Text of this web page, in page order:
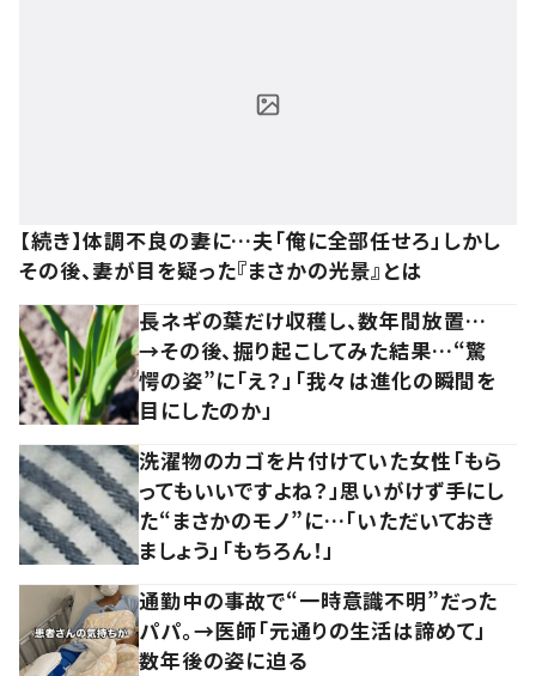
【続き】体調不良の妻に…夫「俺に全部任せろ」しかし
その後、妻が目を疑った『まさかの光景』とは
長ネギの葉だけ収穫し、数年間放置…
→その後、掘り起こしてみた結果…“驚
愕の姿”に「え？」「我々は進化の瞬間を
目にしたのか」
洗濯物のカゴを片付けていた女性「もら
ってもいいですよね？」思いがけず手にし
た“まさかのモノ”に…「いただいておき
ましょう」「もちろん！」
通勤中の事故で“一時意識不明”だった
パパ。→医師「元通りの生活は諦めて」
数年後の姿に迫る